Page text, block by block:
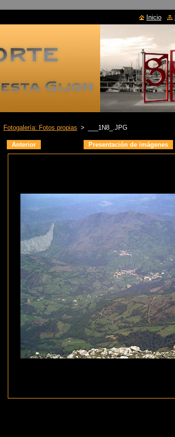
Fotogalería: Fotos propias > ___1N8_.JPG
Anterior Presentación de imágenes
Inicio